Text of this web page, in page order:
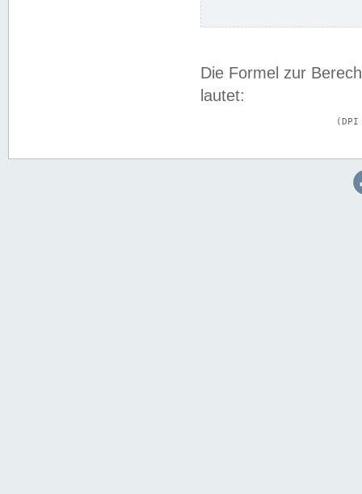
Die Formel zur
lautet: